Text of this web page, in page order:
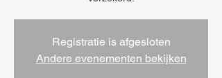
Registratie is afgesloten
Andere evenementen bekijken